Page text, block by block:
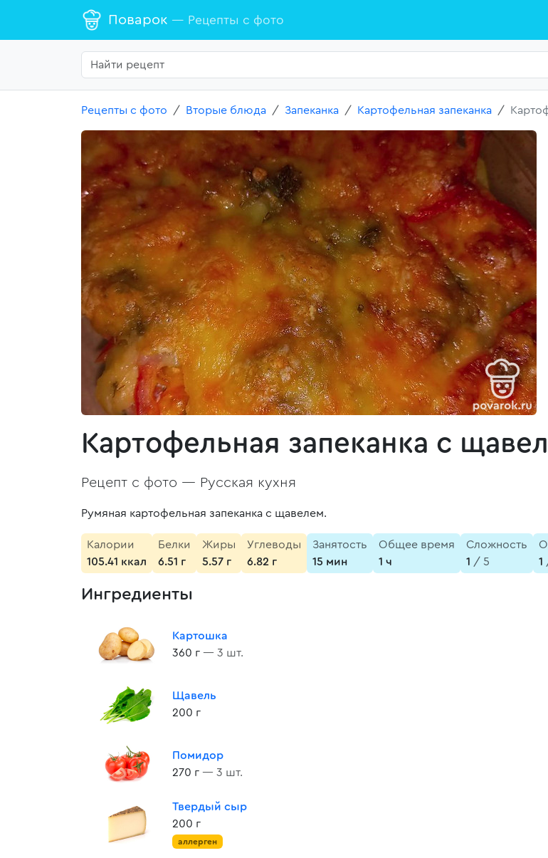
Поварок — Рецепты с фото
Рецепты с фото Вторые блюда Запеканка Картофельная запеканка
Картофельная запеканка с
Рецепт с фото — Русская кухня
Румяная картофельная запеканка с щавелем.
Калории
105.41 ккал
Белки
6.51 г
Жиры
5.57 г
Углеводы
6.82 г
Занятость
15 мин
Общее время
1 ч
Сложность
1 / 5
1
Ингредиенты
Картошка
360 г — 3 шт.
Щавель
200 г
Помидор
270 г — 3 шт.
Твердый сыр
200 г
аллерген